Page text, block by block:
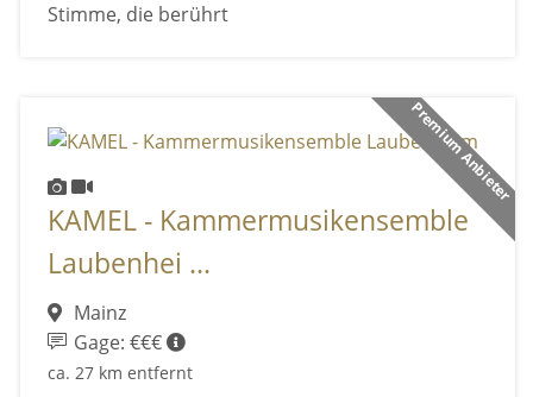
Stimme, die berührt
Premium Anbieter
KAMEL - Kammermusikensemble
Laubenhei ...
Mainz
Gage: €€€
ca. 27 km entfernt